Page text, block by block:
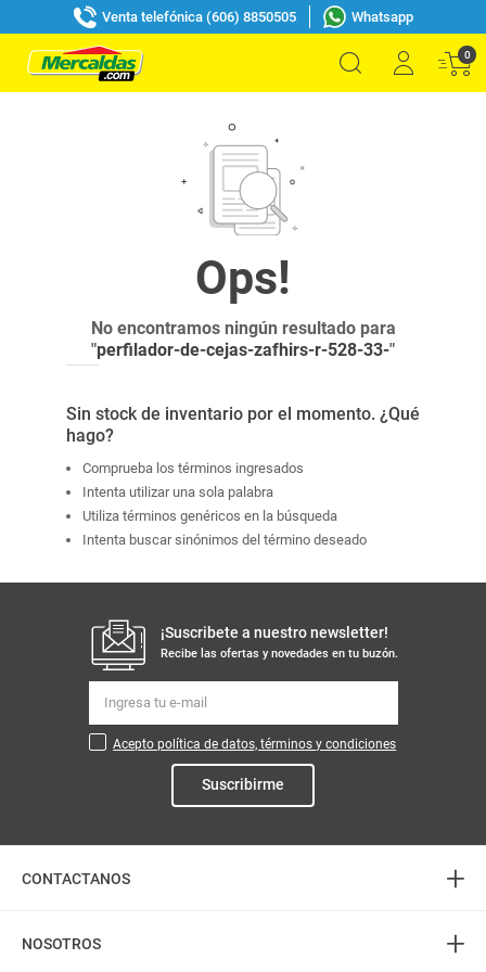
Venta telefónica (606) 8850505 Whatsapp
0
No encontramos ningún resultado para
"perfilador-de-cejas-zafhirs-r-528-33-"
Sin stock de inventario por el momento. ¿Qué
hago?
Comprueba los términos ingresados
Intenta utilizar una sola palabra
Utiliza términos genéricos en la búsqueda
Intenta buscar sinónimos del término deseado
¡Suscribete a nuestro newsletter!
Recibe las ofertas y novedades en tu buzón.
Acepto política de datos, términos y condiciones
Suscribirme
CONTACTANOS +
Atención telefónica
NOSOTROS +